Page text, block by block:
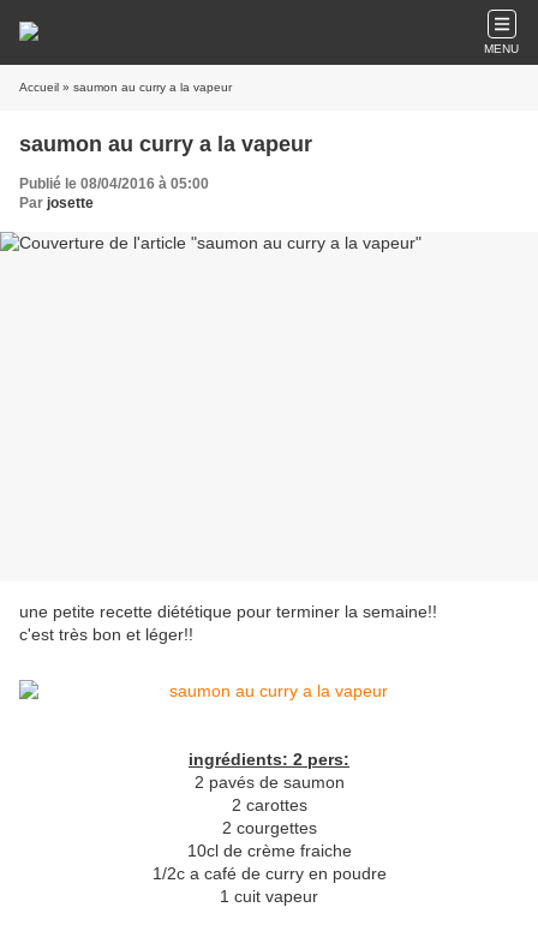
MENU
Accueil » saumon au curry a la vapeur
saumon au curry a la vapeur
Publié le 08/04/2016 à 05:00
Par josette
une petite recette diététique pour terminer la semaine!!
c'est très bon et léger!!
ingrédients: 2 pers:
2 pavés de saumon
2 carottes
2 courgettes
10cl de crème fraiche
1/2c a café de curry en poudre
1 cuit vapeur